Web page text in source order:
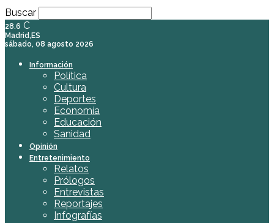
Buscar
28.6 C
Madrid,ES
sábado, 08 agosto 2026
Información
Política
Cultura
Deportes
Economía
Educación
Sanidad
Opinión
Entretenimiento
Relatos
Prólogos
Entrevistas
Reportajes
Infografías